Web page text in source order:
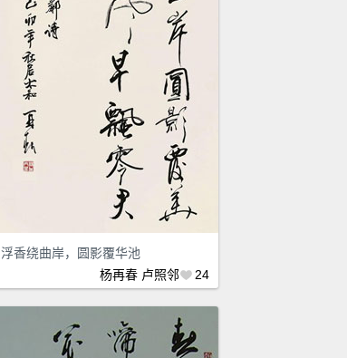
浮香绕曲岸，圆影覆华池
杨再春 卢照邻 24